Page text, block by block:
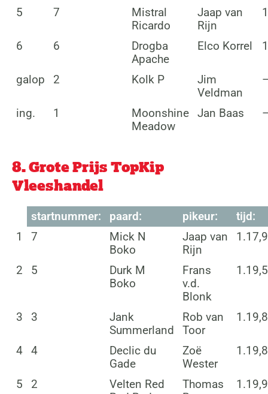
5 7
Mistral
Ricardo
Jaap van
Rijn
6 6
Drogba
Apache
Elco Korrel
galop 2 Kolk P
Jim
Veldman
ing. 1
Moonshine
Meadow
Jan Baas
8. Grote Prijs TopKip
Vleeshandel
startnummer: paard: pikeur:
tijd:
1
7
Mick N
Boko
Jaap van
Rijn
1.17,9
2 5
Durk M
Boko
Frans
v.d.
Blonk
1.19,5
3 3
Jank
Summerland
Rob van
Toor
1.19,8
4 4
Declic du
Gade
Zoë
Wester
1.19,8
5 2
Velten Red
Thomas
1.19,9